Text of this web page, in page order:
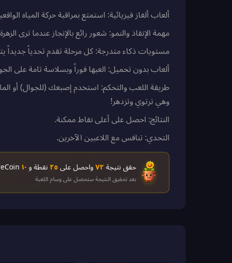
ألعاب ألغاز فيزيائية: استمتع بمراقبة حركة المياه
مهمة الإنقاذ والنمو: شعور رائع بالإنجاز عندما ترى
مستويات ذكاء متدرجة: كل مرحلة تقدم تحدياً جديداً
ألعاب بدون تحميل: العبها فوراً وبسلاسة تامة على
طريقة اللعب والتحكم: استخدم إصبعك (للجوال) أو
وهي ترتوي وتزدهر!
النتائج: احصل على أعلى نقاط ممكنة.
التحدي: تنافس مع اللاعبين الآخرين.
حقق نتيجة ٧٢ واحصل على ٢٥ نقطة و ١٠
بعد تحقيق النتيجة ستحصل على وسام اللعبة